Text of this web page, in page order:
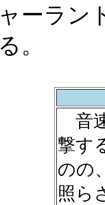
ャーラン
る。
音
撃す
のの
照ら